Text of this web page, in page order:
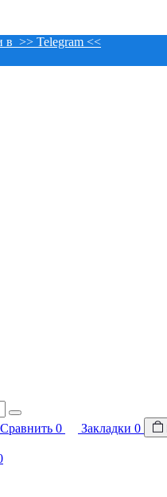
в >> Telegram <<
Сравнить 0 Закладки 0